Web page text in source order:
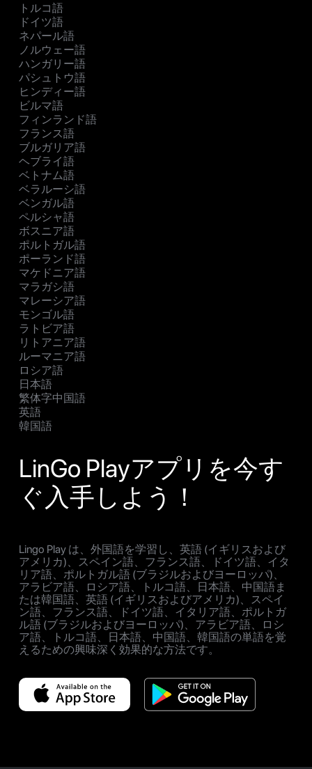
トルコ語
ドイツ語
ネパール語
ノルウェー語
ハンガリー語
パシュトウ語
ヒンディー語
ビルマ語
フィンランド語
フランス語
ブルガリア語
ヘブライ語
ベトナム語
ベラルーシ語
ベンガル語
ペルシャ語
ボスニア語
ポルトガル語
ポーランド語
マケドニア語
マラガシ語
マレーシア語
モンゴル語
ラトビア語
リトアニア語
ルーマニア語
ロシア語
日本語
繁体字中国語
英語
韓国語
LinGo Playアプリを今す
ぐ入手しよう！
Lingo Play は、外国語を学習し、英語 (イギリスおよび
アメリカ)、スペイン語、フランス語、ドイツ語、イタ
リア語、ポルトガル語 (ブラジルおよびヨーロッパ)、
アラビア語、ロシア語、トルコ語、日本語、中国語ま
たは韓国語、英語 (イギリスおよびアメリカ)、スペイ
ン語、フランス語、ドイツ語、イタリア語、ポルトガ
ル語 (ブラジルおよびヨーロッパ)、アラビア語、ロシ
ア語、トルコ語、日本語、中国語、韓国語の単語を覚
えるための興味深く効果的な方法です。